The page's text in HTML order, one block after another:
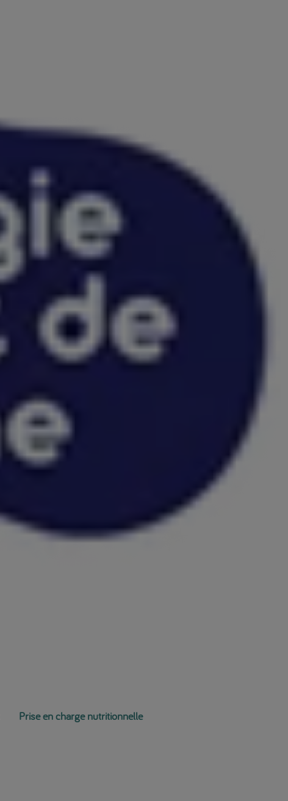
Prise en charge nutritionnelle